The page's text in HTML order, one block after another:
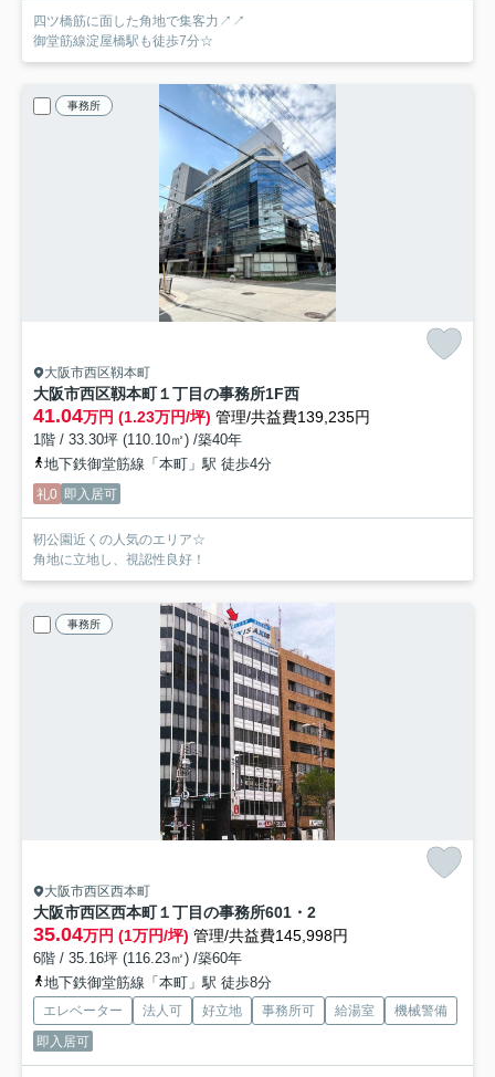
四ツ橋筋に面した角地で集客力↗↗
御堂筋線淀屋橋駅も徒歩7分☆
事務所
大阪市西区靱本町
大阪市西区靱本町１丁目の事務所1F西
41.04万円 (1.23万円/坪) 管理/共益費139,235円
1階 / 33.30坪 (110.10㎡) /築40年
地下鉄御堂筋線「本町」駅 徒歩4分
礼0 即入居可
靭公園近くの人気のエリア☆
角地に立地し、視認性良好！
事務所
大阪市西区西本町
大阪市西区西本町１丁目の事務所601・2
35.04万円 (1万円/坪) 管理/共益費145,998円
6階 / 35.16坪 (116.23㎡) /築60年
地下鉄御堂筋線「本町」駅 徒歩8分
エレベーター 法人可 好立地 事務所可 給湯室
機械警備
即入居可